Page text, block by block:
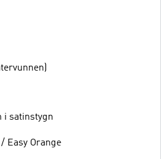
i satinstygn
Easy Orange